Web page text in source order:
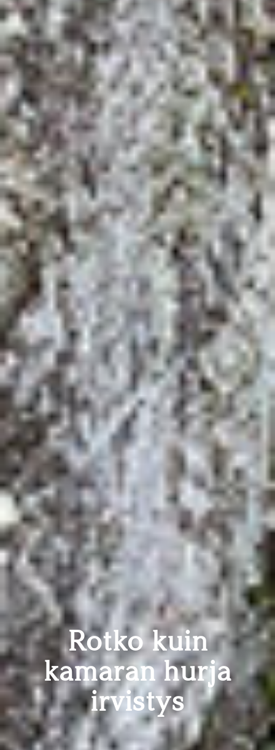
Rotko kuin
kamaran hurja
irvistys